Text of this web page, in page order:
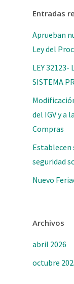
Entradas
Aprueban
Ley del
LEY 32123-
SISTEMA
del IGV y a
Compras
Establecen
seguridad
Nuevo
Archivos
abril 2026
octubre